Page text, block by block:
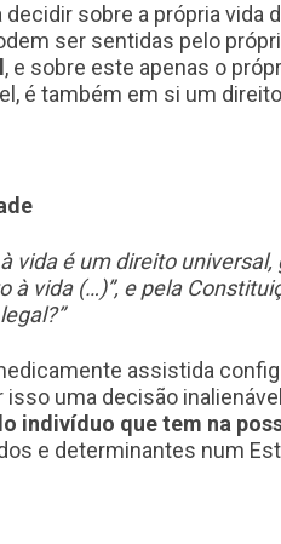
decidir sobre a própria
ser sentidas pelo
, e sobre este apenas o
é também em si um
vida é um direito
à vida (…)”, e pela
assistida
isso uma decisão
indivíduo que tem na
e determinantes num